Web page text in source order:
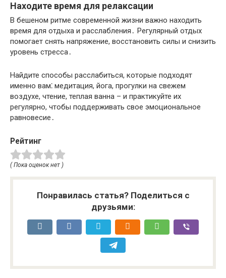
Находите время для релаксации
В бешеном ритме современной жизни важно находить
время для отдыха и расслабления․ Регулярный отдых
помогает снять напряжение, восстановить силы и снизить
уровень стресса․
Найдите способы расслабиться, которые подходят
именно вам⁚ медитация, йога, прогулки на свежем
воздухе, чтение, теплая ванна – и практикуйте их
регулярно, чтобы поддерживать свое эмоциональное
равновесие․
Рейтинг
( Пока оценок нет )
Понравилась статья? Поделиться с
друзьями: